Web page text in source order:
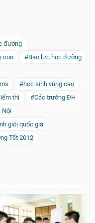
đường
con
#Bạo lực học đường
#học sinh vùng cao
thi
#Các trường ĐH
Nội
giỏi quốc gia
Tết 2012